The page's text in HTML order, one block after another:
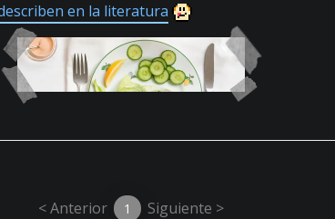
en la literatura
< Anterior 1 Siguiente >